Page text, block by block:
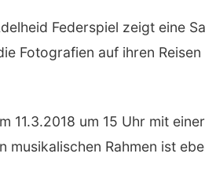
Federspiel zeigt eine
Fotografien auf ihren
11.3.2018 um 15 Uhr mit
musikalischen Rahmen ist